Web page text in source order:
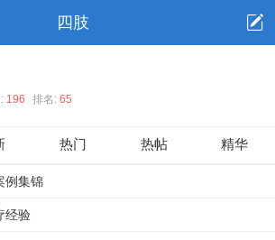
四肢
196 排名: 65
热门 热帖 精华
例集锦
经验